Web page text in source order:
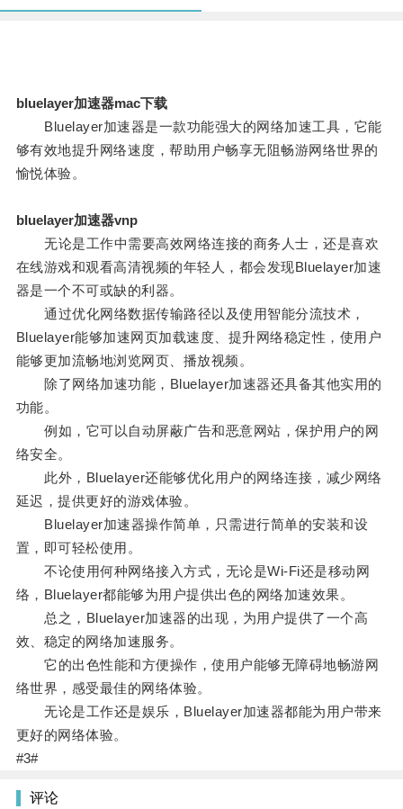
bluelayer加速器mac下载
Bluelayer加速器是一款功能强大的网络加速工具，它能
够有效地提升网络速度，帮助用户畅享无阻畅游网络世界的
愉悦体验。
bluelayer加速器vnp
无论是工作中需要高效网络连接的商务人士，还是喜欢
在线游戏和观看高清视频的年轻人，都会发现Bluelayer加速
器是一个不可或缺的利器。
通过优化网络数据传输路径以及使用智能分流技术，
Bluelayer能够加速网页加载速度、提升网络稳定性，使用户
能够更加流畅地浏览网页、播放视频。
除了网络加速功能，Bluelayer加速器还具备其他实用的
功能。
例如，它可以自动屏蔽广告和恶意网站，保护用户的网
络安全。
此外，Bluelayer还能够优化用户的网络连接，减少网络
延迟，提供更好的游戏体验。
Bluelayer加速器操作简单，只需进行简单的安装和设
置，即可轻松使用。
不论使用何种网络接入方式，无论是Wi-Fi还是移动网
络，Bluelayer都能够为用户提供出色的网络加速效果。
总之，Bluelayer加速器的出现，为用户提供了一个高
效、稳定的网络加速服务。
它的出色性能和方便操作，使用户能够无障碍地畅游网
络世界，感受最佳的网络体验。
无论是工作还是娱乐，Bluelayer加速器都能为用户带来
更好的网络体验。
#3#
评论